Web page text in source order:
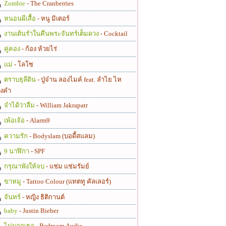
Zombie - The Cranberries
หนอนผีเสื้อ - หนู มิเตอร์
งานเต้นรำในคืนพระจันทร์เต็มดวง - Cocktail
คู่คอง - ก้อง ห้วยไร่
แม่ - โลโซ
ตราบธุลีดิน - ปู่จ๋าน ลองไมค์ feat. ลำไย ไห
คำ
จำได้ว่าลืม - William Jakrapatr
เพ้อเจ้อ - Alarm9
ความรัก - Bodyslam (บอดี้สแลม)
9 นาฬิกา - SPF
กรุณาฟังให้จบ - แช่ม แช่มรัมย์
ขาหมู - Tattoo Colour (แทตทู คัลเลอร์)
จันทร์ - หญิง ธิติกานต์
baby - Justin Bieber